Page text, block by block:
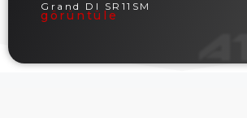
Grand DI SR11SM
görüntüle